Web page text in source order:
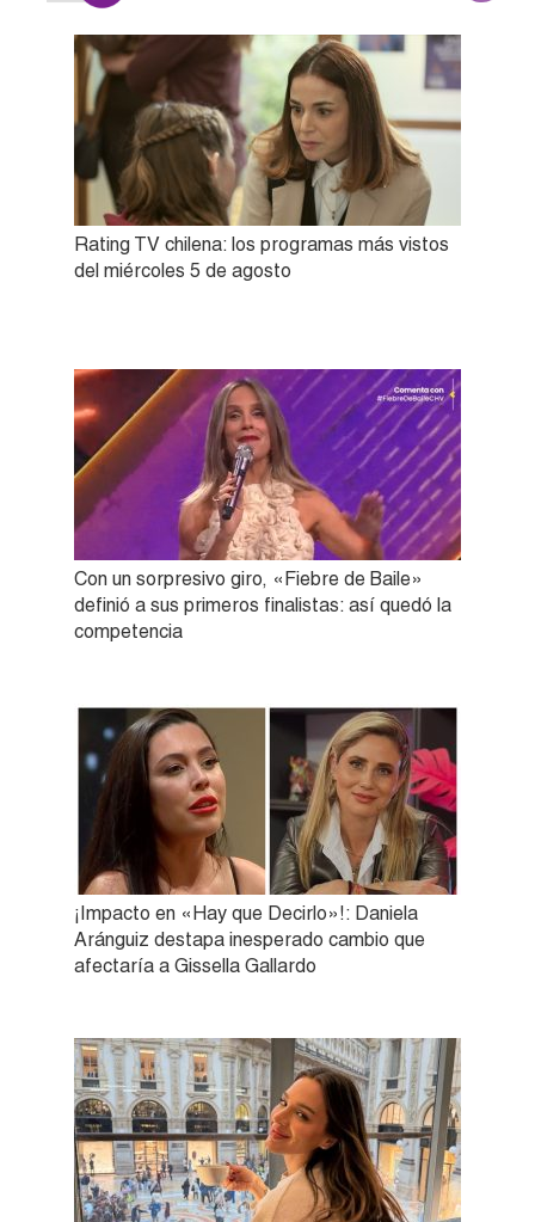
Rating TV chilena: los programas más vistos
del miércoles 5 de agosto
Con un sorpresivo giro, «Fiebre de Baile»
definió a sus primeros finalistas: así quedó la
competencia
¡Impacto en «Hay que Decirlo»!: Daniela
Aránguiz destapa inesperado cambio que
afectaría a Gissella Gallardo